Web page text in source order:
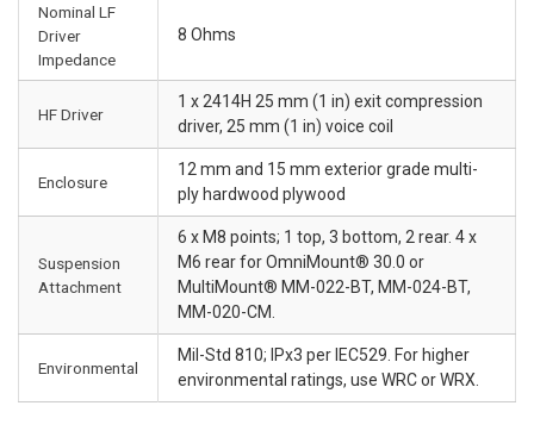
Nominal LF
Driver
Impedance
8 Ohms
HF Driver
1 x 2414H 25 mm (1 in) exit compression
driver, 25 mm (1 in) voice coil
Enclosure
12 mm and 15 mm exterior grade multi-
ply hardwood plywood
Suspension
Attachment
6 x M8 points; 1 top, 3 bottom, 2 rear. 4 x
M6 rear for OmniMount® 30.0 or
MultiMount® MM-022-BT, MM-024-BT,
MM-020-CM.
Environmental
Mil-Std 810; IPx3 per IEC529. For higher
environmental ratings, use WRC or WRX.